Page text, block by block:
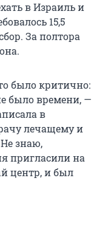
в Израиль и
15,5
За полтора
было критично:
было времени, —
в
лечащему и
Не знаю,
пригласили на
центр, и был